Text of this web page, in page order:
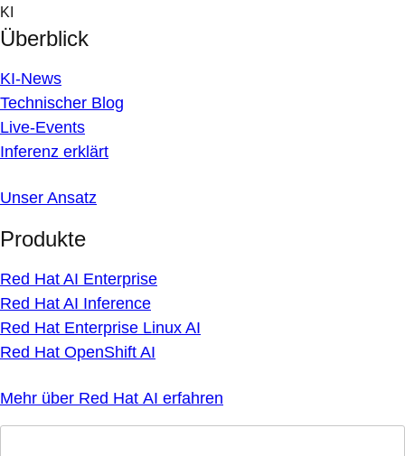
Skip
to
content
KI
Überblick
KI-News
Technischer Blog
Live-Events
Inferenz erklärt
Unser Ansatz
Produkte
Red Hat AI Enterprise
Red Hat AI Inference
Red Hat Enterprise Linux AI
Red Hat OpenShift AI
Mehr über Red Hat AI erfahren